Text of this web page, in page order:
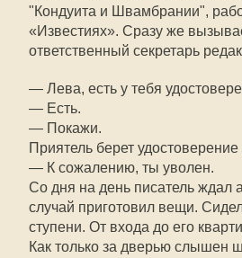
"Кондуита и Швамбрании",
«Известиях». Сразу же
ответственный секретарь
— Лева, есть у тебя
— Есть.
— Покажи.
Приятель берет удостоверение
— К сожалению, ты уволен.
Со дня на день писатель ждал
случай приготовил вещи.
ступени. От входа до его
Как только за дверью слышен